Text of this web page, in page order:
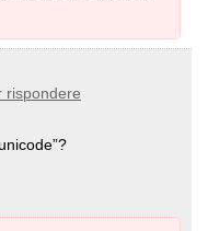
il nuovo
di
rispondere